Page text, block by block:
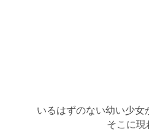
いるはずのない幼い少
そこに現